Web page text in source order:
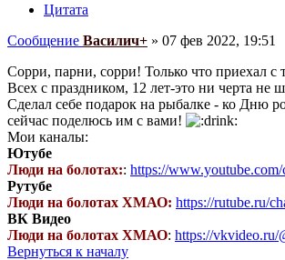
Цитата
Сообщение Василич+ » 07 фев 2022, 19:51
Сорри, парни, сорри! Только что приехал с
Всех с праздником, 12 лет-это ни черта не
Сделал себе подарок на рыбалке - ко Дню
сейчас поделюсь им с вами!
Мои каналы:
Ютубе
Люди на болотах:: https://www.youtube.com/
Рутубе
Люди на болотах ХМАО: https://rutube.ru/
ВК Видео
Люди на болотах ХМАО: https://vkvideo.ru/
Вернуться к началу